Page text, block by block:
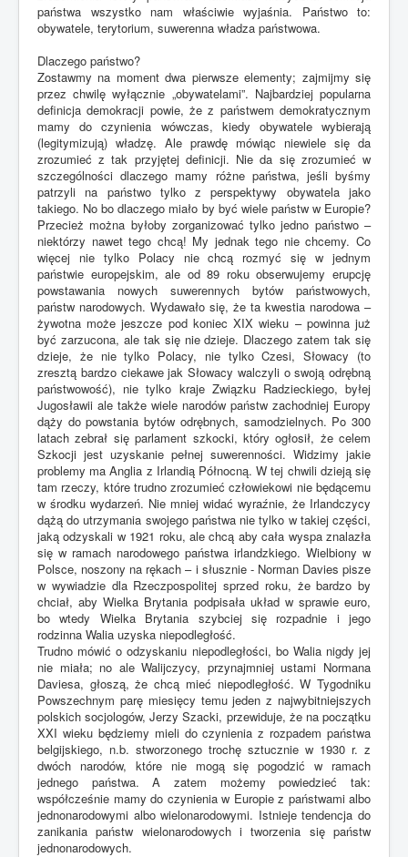
państwa wszystko nam właściwie wyjaśnia. Państwo to:
obywatele, terytorium, suwerenna władza państwowa.
Dlaczego państwo?
Zostawmy na moment dwa pierwsze elementy; zajmijmy się
przez chwilę wyłącznie „obywatelami”. Najbardziej popularna
definicja demokracji powie, że z państwem demokratycznym
mamy do czynienia wówczas, kiedy obywatele wybierają
(legitymizują) władzę. Ale prawdę mówiąc niewiele się da
zrozumieć z tak przyjętej definicji. Nie da się zrozumieć w
szczególności dlaczego mamy różne państwa, jeśli byśmy
patrzyli na państwo tylko z perspektywy obywatela jako
takiego. No bo dlaczego miało by być wiele państw w Europie?
Przecież można byłoby zorganizować tylko jedno państwo –
niektórzy nawet tego chcą! My jednak tego nie chcemy. Co
więcej nie tylko Polacy nie chcą rozmyć się w jednym
państwie europejskim, ale od 89 roku obserwujemy erupcję
powstawania nowych suwerennych bytów państwowych,
państw narodowych. Wydawało się, że ta kwestia narodowa –
żywotna może jeszcze pod koniec XIX wieku – powinna już
być zarzucona, ale tak się nie dzieje. Dlaczego zatem tak się
dzieje, że nie tylko Polacy, nie tylko Czesi, Słowacy (to
zresztą bardzo ciekawe jak Słowacy walczyli o swoją odrębną
państwowość), nie tylko kraje Związku Radzieckiego, byłej
Jugosławii ale także wiele narodów państw zachodniej Europy
dąży do powstania bytów odrębnych, samodzielnych. Po 300
latach zebrał się parlament szkocki, który ogłosił, że celem
Szkocji jest uzyskanie pełnej suwerenności. Widzimy jakie
problemy ma Anglia z Irlandią Północną. W tej chwili dzieją się
tam rzeczy, które trudno zrozumieć człowiekowi nie będącemu
w środku wydarzeń. Nie mniej widać wyraźnie, że Irlandczycy
dążą do utrzymania swojego państwa nie tylko w takiej części,
jaką odzyskali w 1921 roku, ale chcą aby cała wyspa znalazła
się w ramach narodowego państwa irlandzkiego. Wielbiony w
Polsce, noszony na rękach – i słusznie - Norman Davies pisze
w wywiadzie dla Rzeczpospolitej sprzed roku, że bardzo by
chciał, aby Wielka Brytania podpisała układ w sprawie euro,
bo wtedy Wielka Brytania szybciej się rozpadnie i jego
rodzinna Walia uzyska niepodległość.
Trudno mówić o odzyskaniu niepodległości, bo Walia nigdy jej
nie miała; no ale Walijczycy, przynajmniej ustami Normana
Daviesa, głoszą, że chcą mieć niepodległość. W Tygodniku
Powszechnym parę miesięcy temu jeden z najwybitniejszych
polskich socjologów, Jerzy Szacki, przewiduje, że na początku
XXI wieku będziemy mieli do czynienia z rozpadem państwa
belgijskiego, n.b. stworzonego trochę sztucznie w 1930 r. z
dwóch narodów, które nie mogą się pogodzić w ramach
jednego państwa. A zatem możemy powiedzieć tak:
współcześnie mamy do czynienia w Europie z państwami albo
jednonarodowymi albo wielonarodowymi. Istnieje tendencja do
zanikania państw wielonarodowych i tworzenia się państw
jednonarodowych.